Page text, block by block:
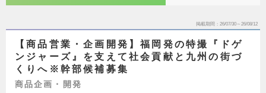
掲載期間 26/07/30～26/08/12
【商品営業・企画開発】福岡発の特撮『ドゲ
ンジャーズ』を支えて社会貢献と九州の街づ
くりへ※幹部候補募集
商品企画・開発